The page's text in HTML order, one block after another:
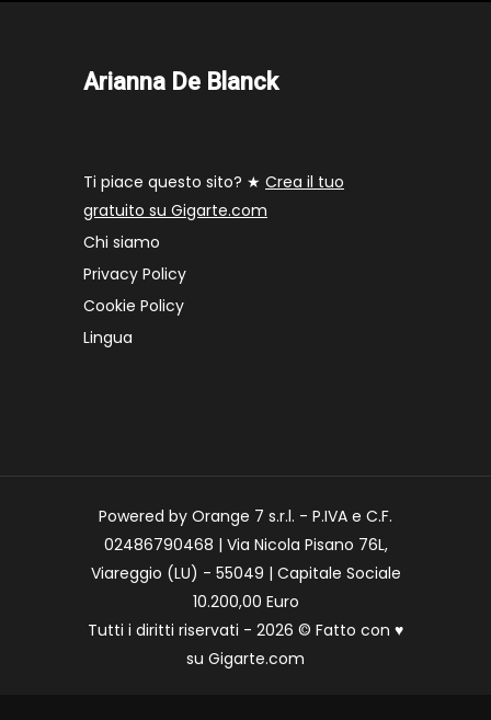
Arianna De Blanck
Ti piace questo sito? ★ Crea il tuo
gratuito su Gigarte.com
Chi siamo
Privacy Policy
Cookie Policy
Lingua
Powered by Orange 7 s.r.l. - P.IVA e C.F.
02486790468 | Via Nicola Pisano 76L,
Viareggio (LU) - 55049 | Capitale Sociale
10.200,00 Euro
Tutti i diritti riservati - 2026 © Fatto con ♥
su Gigarte.com